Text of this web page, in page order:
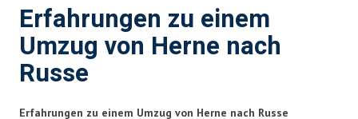
Erfahrungen zu einem
Umzug von Herne nach
Russe
Erfahrungen zu einem Umzug von Herne nach Russe